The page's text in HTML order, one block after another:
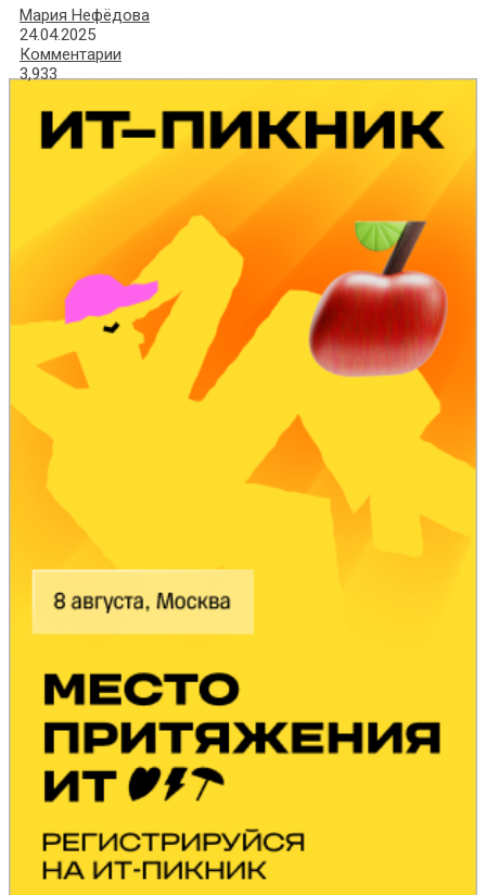
Мария Нефёдова
24.04.2025
Комментарии
3,933